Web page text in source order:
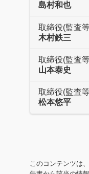
島村和也
取締役(監査
木村鉄三
取締役(監査
山本泰史
取締役(監査
松本悠平
このコンテンツは